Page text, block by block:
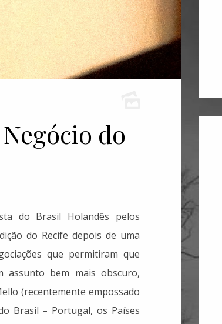
do
do Brasil Holandês pelos
do Recife depois de uma
que permitiram que
assunto bem mais obscuro,
(recentemente empossado
Brasil – Portugal, os Países